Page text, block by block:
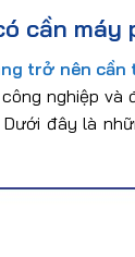
cần máy
trở nên cần
nghiệp
đây là